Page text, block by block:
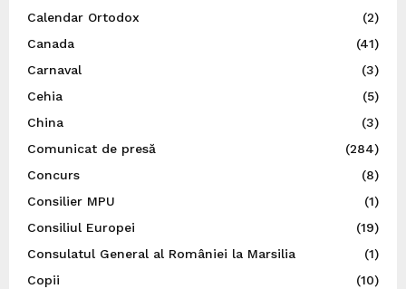
Calendar Ortodox
(2)
Canada
(41)
Carnaval
(3)
Cehia
(5)
China
(3)
Comunicat de presă
(284)
Concurs
(8)
Consilier MPU
(1)
Consiliul Europei
(19)
Consulatul General al României la Marsilia
(1)
Copii
(10)